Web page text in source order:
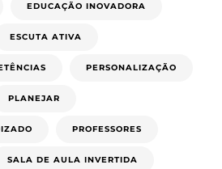
EDUCAÇÃO INOVADORA
ESCUTA ATIVA
PERSONALIZAÇÃO
PLANEJAR
PROFESSORES
SALA DE AULA INVERTIDA